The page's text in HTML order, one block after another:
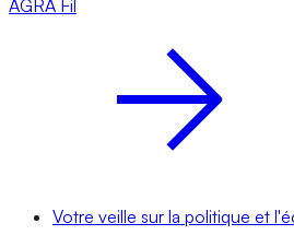
AGRA Fil
Votre veille sur la politique et